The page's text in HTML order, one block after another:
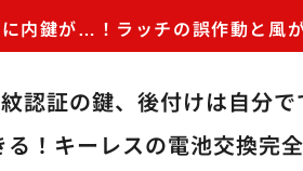
内鍵が…！ラッチの誤作動と風
認証の鍵、後付けは自分
る！キーレスの電池交換完